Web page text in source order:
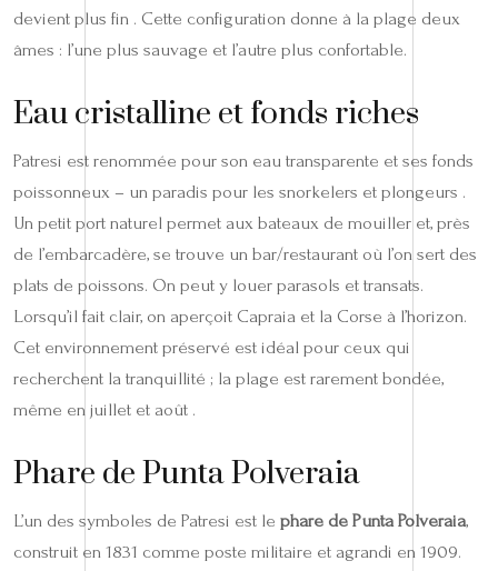
devient plus fin . Cette configuration donne à la plage deux
âmes : l’une plus sauvage et l’autre plus confortable.
Eau cristalline et fonds riches
Patresi est renommée pour son eau transparente et ses fonds
poissonneux – un paradis pour les snorkelers et plongeurs .
Un petit port naturel permet aux bateaux de mouiller et, près
de l’embarcadère, se trouve un bar/restaurant où l’on sert des
plats de poissons. On peut y louer parasols et transats.
Lorsqu’il fait clair, on aperçoit Capraia et la Corse à l’horizon.
Cet environnement préservé est idéal pour ceux qui
recherchent la tranquillité ; la plage est rarement bondée,
même en juillet et août .
Phare de Punta Polveraia
L’un des symboles de Patresi est le phare de Punta Polveraia,
construit en 1831 comme poste militaire et agrandi en 1909.